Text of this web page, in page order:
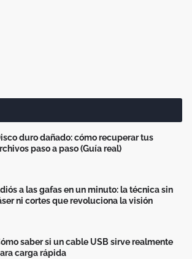
duro dañado: cómo recuperar tus
paso a paso (Guía real)
a las gafas en un minuto: la técnica sin
ni cortes que revoluciona la visión
saber si un cable USB sirve realmente
carga rápida